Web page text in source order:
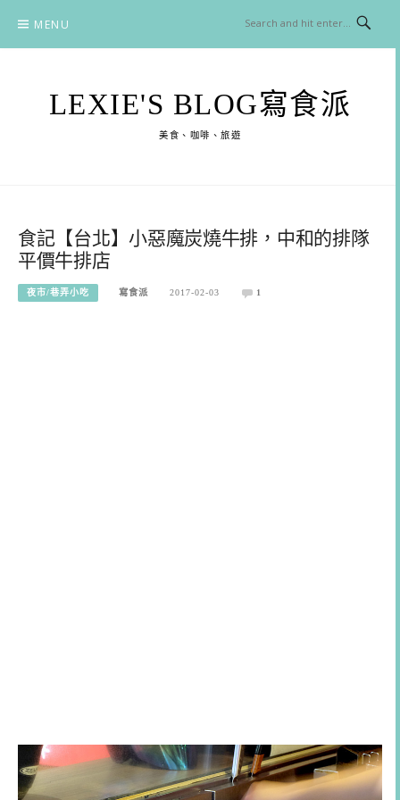
content
MENU
LEXIE'S BLOG寫食派
美食、咖啡、旅遊
食記【台北】小惡魔炭燒牛排，中和的排隊
平價牛排店
夜市/巷弄小吃 寫食派 2017-02-03 1